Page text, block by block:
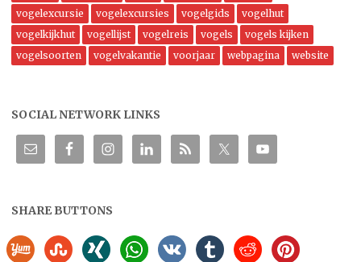
vogelexcursie
vogelexcursies vogelgids
vogelhut
vogelkijkhut
vogellijst vogelreis vogels
vogels kijken
vogelsoorten
vogelvakantie voorjaar webpagina website
SOCIAL NETWORK LINKS
SHARE BUTTONS